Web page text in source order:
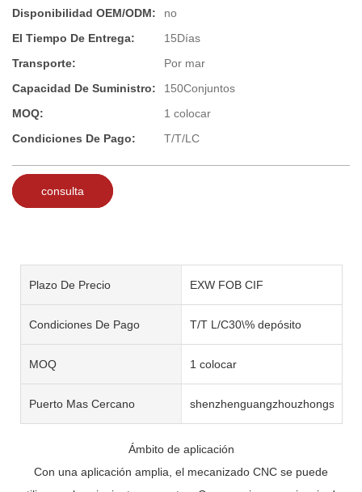
Disponibilidad OEM/ODM:
no
El Tiempo De Entrega:
15Días
Transporte:
Por mar
Capacidad De Suministro:
150Conjuntos
MOQ:
1 colocar
Condiciones De Pago:
T/T/LC
consulta
Plazo De Precio EXW FOB CIF
Condiciones De Pago T/T L/C30\% depósito
MOQ 1 colocar
Puerto Mas Cercano shenzhenguangzhouzhongshan
Ámbito de aplicación
Con una aplicación amplia, el mecanizado CNC se puede